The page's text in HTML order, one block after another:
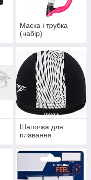
Маска і трубка
(набір)
Шапочка для
плавання